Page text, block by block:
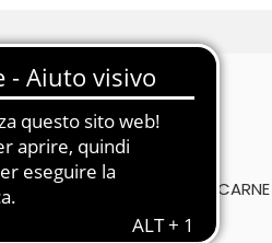
VENDITA:
- PREPARAZIONE DI CARNE